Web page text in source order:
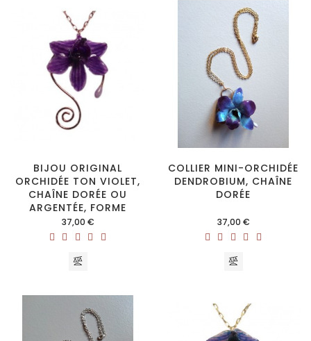
BIJOU ORIGINAL
ORCHIDÉE TON VIOLET,
CHAÎNE DORÉE OU
ARGENTÉE, FORME
SPIRALE
Prix
37,00 €
COLLIER MINI-ORCHIDÉE
DENDROBIUM, CHAÎNE
DORÉE
Prix
37,00 €